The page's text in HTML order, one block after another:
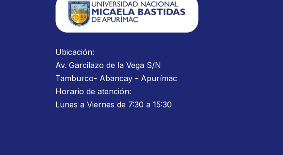
Ubicación:
Av. Garcilazo de la Vega S/N
Tamburco- Abancay - Apurímac
Horario de atención:
Lunes a Viernes de 7:30 a 15:30